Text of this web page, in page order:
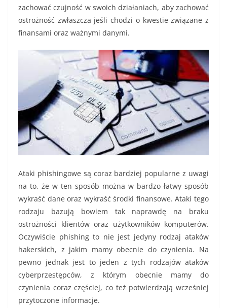
zachować czujność w swoich działaniach, aby zachować
ostrożność zwłaszcza jeśli chodzi o kwestie związane z
finansami oraz ważnymi danymi.
Ataki phishingowe są coraz bardziej popularne z uwagi
na to, że w ten sposób można w bardzo łatwy sposób
wykraść dane oraz wykraść środki finansowe. Ataki tego
rodzaju bazują bowiem tak naprawdę na braku
ostrożności klientów oraz użytkowników komputerów.
Oczywiście phishing to nie jest jedyny rodzaj ataków
hakerskich, z jakim mamy obecnie do czynienia. Na
pewno jednak jest to jeden z tych rodzajów ataków
cyberprzestępców, z którym obecnie mamy do
czynienia coraz częściej, co też potwierdzają wcześniej
przytoczone informacje.